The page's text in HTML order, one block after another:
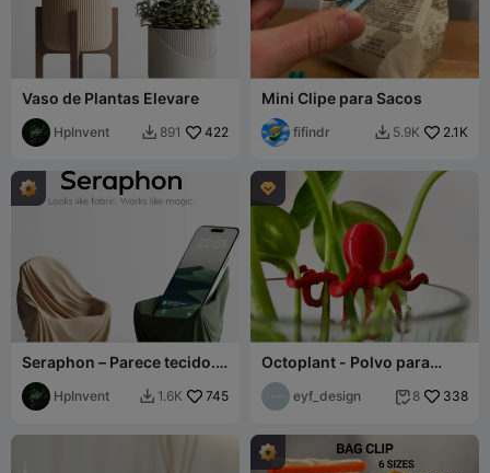
Vaso de Plantas Elevare
HpInvent  891 422
Mini Clipe para Sacos
fifindr  5.9K 2.1K
Seraphon – Parece tecido.
Funciona como mágica.
HpInvent  1.6K 745

Octoplant - Polvo para
Propagação em Água
eyf_design  8 338